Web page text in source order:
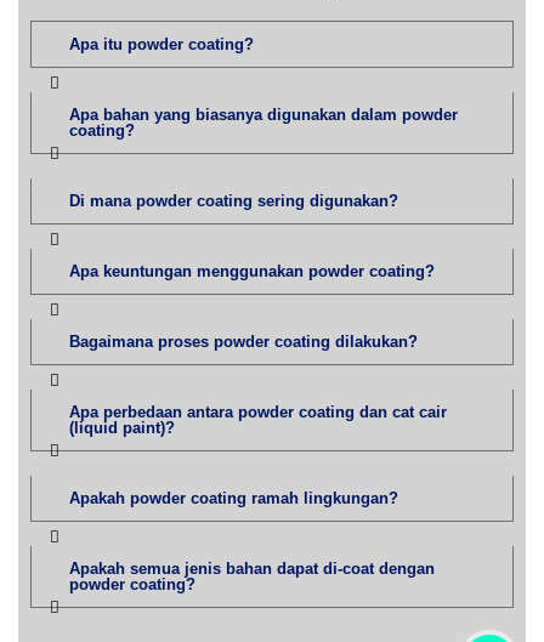
Apa itu powder coating?
Apa bahan yang biasanya digunakan dalam powder
coating?
Di mana powder coating sering digunakan?
Apa keuntungan menggunakan powder coating?
Bagaimana proses powder coating dilakukan?
Apa perbedaan antara powder coating dan cat cair
(liquid paint)?
Apakah powder coating ramah lingkungan?
Apakah semua jenis bahan dapat di-coat dengan
powder coating?